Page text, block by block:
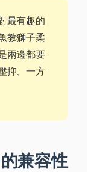
最有趣的
教獅子柔
兩邊都要
抑、一方
兼容性